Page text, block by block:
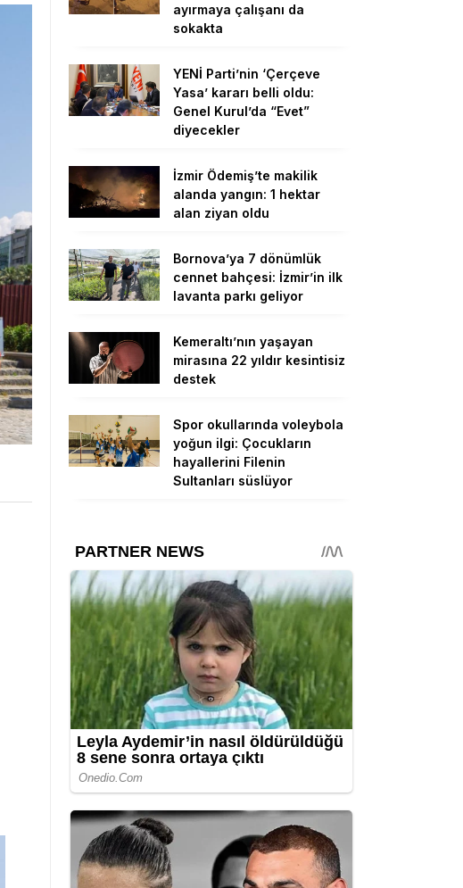
ayırmaya çalışanı da
sokakta
YENİ Parti’nin ‘Çerçeve
Yasa’ kararı belli oldu:
Genel Kurul’da “Evet”
diyecekler
İzmir Ödemiş’te makilik
alanda yangın: 1 hektar
alan ziyan oldu
Bornova’ya 7 dönümlük
cennet bahçesi: İzmir’in ilk
lavanta parkı geliyor
Kemeraltı’nın yaşayan
mirasına 22 yıldır kesintisiz
destek
Spor okullarında voleybola
yoğun ilgi: Çocukların
hayallerini Filenin
Sultanları süslüyor